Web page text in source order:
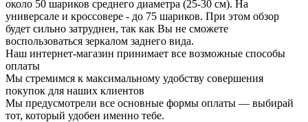
около 50 шариков среднего диаметра (25-30 см). На
универсале и кроссовере - до 75 шариков. При этом обзор
будет сильно затруднен, так как Вы не сможете
воспользоваться зеркалом заднего вида.
Наш интернет-магазин принимает все возможные способы
оплаты
Мы стремимся к максимальному удобству совершения
покупок для наших клиентов
Мы предусмотрели все основные формы оплаты — выбирай
тот, который удобен именно тебе.